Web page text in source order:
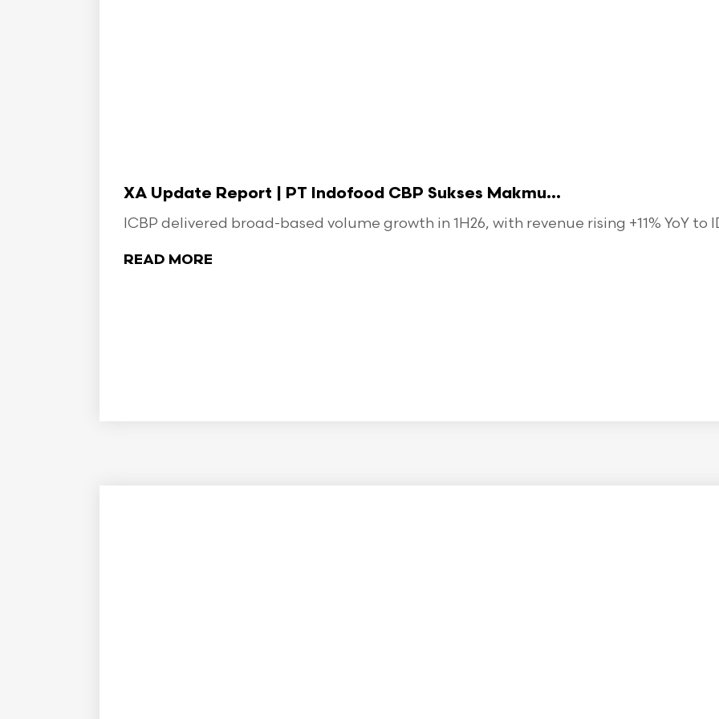
XA Update Report | PT Indofood CBP Sukses Makmu...
ICBP delivered broad-based volume growth in 1H26, with revenue rising +11% YoY to
READ MORE